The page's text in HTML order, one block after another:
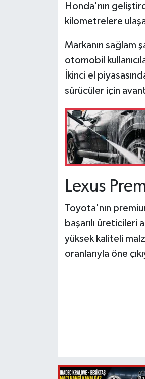
Honda'nın
kilometrelere
Markanın sağlam
otomobil
İkinci el
sürücüler için
Lexus
Toyota'nın
başarılı
yüksek kaliteli
oranlarıyla öne